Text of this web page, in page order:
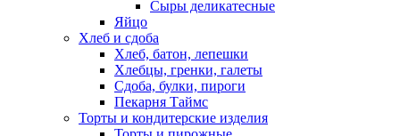
Сыры деликатесные
Яйцо
Хлеб и сдоба
Хлеб, батон, лепешки
Хлебцы, гренки, галеты
Сдоба, булки, пироги
Пекарня Таймс
Торты и кондитерские изделия